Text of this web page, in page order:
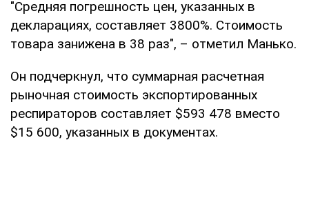
"Средняя погрешность цен, указанных в
декларациях, составляет 3800%. Стоимость
товара занижена в 38 раз", – отметил Манько.
Он подчеркнул, что суммарная расчетная
рыночная стоимость экспортированных
респираторов составляет $593 478 вместо
$15 600, указанных в документах.